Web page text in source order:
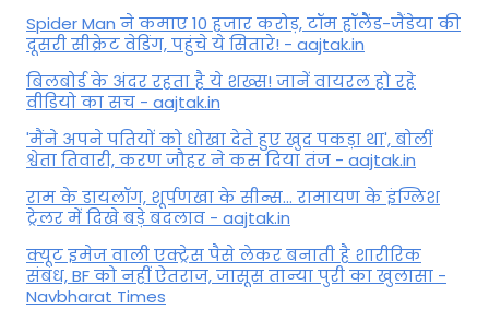
Spider Man ने कमाए 10 हजार करोड़, टॉम हॉलैेंड-जैंडेया की
दूसरी सीक्रेट वेडिंग, पहुंचे ये सितारे! - aajtak.in
बिलबोर्ड के अंदर रहता है ये शख्स! जानें वायरल हो रहे
वीडियो का सच - aajtak.in
'मैंने अपने पतियों को धोखा देते हुए खुद पकड़ा था', बोलीं
श्वेता तिवारी, करण जौहर ने कस दिया तंज - aajtak.in
राम के डायलॉग, शूर्पणखा के सीन्स... रामायण के इंग्लिश
ट्रेलर में दिखे बड़े बदलाव - aajtak.in
क्यूट इमेज वाली एक्ट्रेस पैसे लेकर बनाती है शारीरिक
संबंध, BF को नहीं ऐतराज, जासूस तान्‍या पुरी का खुलासा -
Navbharat Times